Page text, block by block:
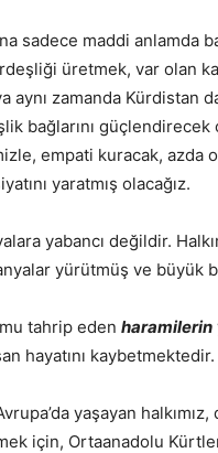
sadece maddi anlamda
üretmek, var olan
aynı zamanda Kürdistan
bağlarını
empati kuracak, azda
yaratmış olacağız.
yabancı değildir.
yürütmüş ve büyük
tahrip eden haramilerin
hayatını kaybetmektedir.
yaşayan
için, Ortaanadolu